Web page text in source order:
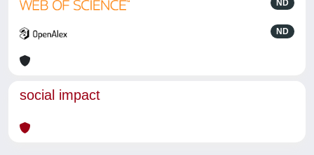
ND
ND
social impact